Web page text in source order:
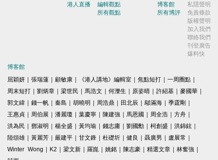
港人直播
編輯觀點
所有觀點
博客館
所有博評
私隱聲明
免責條款
版權聲明
加入我們
聯絡我們
刊登廣告
爆料快
博客館
屈穎妍 | 張瑞蓮 | 顧敏康 | 《港人講地》編輯室 | 焦點短打 | 一周圈點 |
周末短打 | 劉炳章 | 梁世民 | 馬浩文 | 何濼生 | 原姿晴 | 許紹基 | 麥國華 |
郭文緯 | 錢一帆 | 秦島 | 胡曉明 | 周浩鼎 | 田北辰 | 鄔滿海 | 季霆剛 |
王惠貞 | 周伯展 | 潘麗瓊 | 葉慶寧 | 陳建強 | 馬恩國 | 周全浩 | 方舟 |
洪為民 | 鄧淑明 | 楊全盛 | 黃均瑜 | 錢志庸 | 劉國勳 | 柯創盛 | 洪錦鉉 |
陸頌雄 | 黃麗芳 | 嚴建平 | 甘文鋒 | 杜礎圻 | 健良 | 聶廣男 | 盧展常 |
Winter Wong | K2 | 梁文新 | 羅崑 | 姚銘 | 陳志豪 | 精選文章 | 林奮強 |